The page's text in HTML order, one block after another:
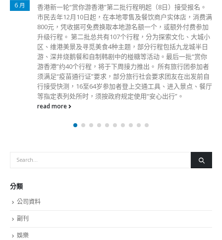
6 月
香港新一轮“赏你游香港”第二批行程明起（8日）接受报名。
市民去年12月10日起，在本地零售及餐饮商户实体店，消费满
800元，凭收据可免费换取本地游名额一个，或额外付费参加
升级行程。 第二批总共有107个行程，分为探索文化、大城小
区、维港美景及寻觅美食4种主题，部分行程包括九龙城半日
游、深井烧鹅餐和自制韩剧中的椪糖等活动。最后一批“赏你
游香港”约40个行程，将于下周接力推出。 所有旅行团参加者
须满足“疫苗通行证”要求，部分旅行社会要求团友在出发前自
行接受快测，16至64岁参加者登上交通工具、进入景点、餐厅
等指定表列处所时，须按政府规定使用“安心出行”。
read more
分類
公司資料
副刊
娛樂